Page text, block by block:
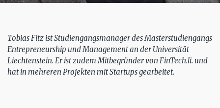
Tobias Fitz ist Studiengangsmanager des Masterstudiengangs
Entrepreneurship und Management an der Universität
Liechtenstein. Er ist zudem Mitbegründer von FinTech.li. und
hat in mehreren Projekten mit Startups gearbeitet.